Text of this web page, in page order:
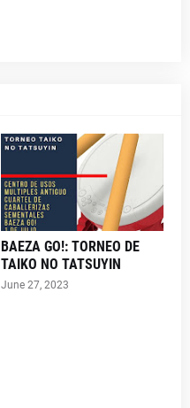
BAEZA GO!: TORNEO DE
TAIKO NO TATSUYIN
June 27, 2023